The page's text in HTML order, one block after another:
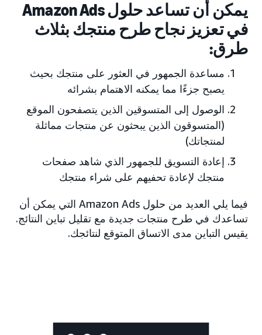
يمكن أن تساعد حلول Amazon Ads
في تعزيز نجاح طرح منتجك بثلاث
طرق:
مساعدة الجمهور في العثور على منتجك بحيث
يصبح جزءًا مما يمكنه الاهتمام بشرائه
الوصول إلى المتسوقين الذين يتصفحون الموقع
(المتسوقون الذين يبحثون عن منتجات مماثلة
لمنتجاتك)
إعادة التسويق للجمهور الذي شاهد صفحات
منتجك لإعادة تحفيهم على شراء منتجك
فيما يلي العديد من حلول Amazon Ads التي يمكن أن
تساعدك في طرح منتجات جديدة مع تقليل تباين النتائج.
يقيس التباين مدى الاتساق المتوقع لنتائجك.